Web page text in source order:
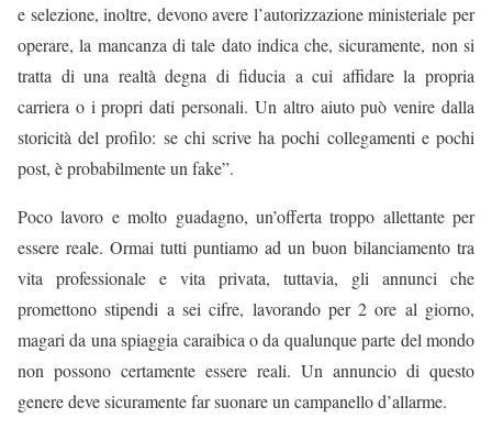
e selezione, inoltre, devono avere l’autorizzazione ministeriale per
operare, la mancanza di tale dato indica che, sicuramente, non si
tratta di una realtà degna di fiducia a cui affidare la propria
carriera o i propri dati personali. Un altro aiuto può venire dalla
storicità del profilo: se chi scrive ha pochi collegamenti e pochi
post, è probabilmente un fake”.
Poco lavoro e molto guadagno, un’offerta troppo allettante per
essere reale. Ormai tutti puntiamo ad un buon bilanciamento tra
vita professionale e vita privata, tuttavia, gli annunci che
promettono stipendi a sei cifre, lavorando per 2 ore al giorno,
magari da una spiaggia caraibica o da qualunque parte del mondo
non possono certamente essere reali. Un annuncio di questo
genere deve sicuramente far suonare un campanello d’allarme.